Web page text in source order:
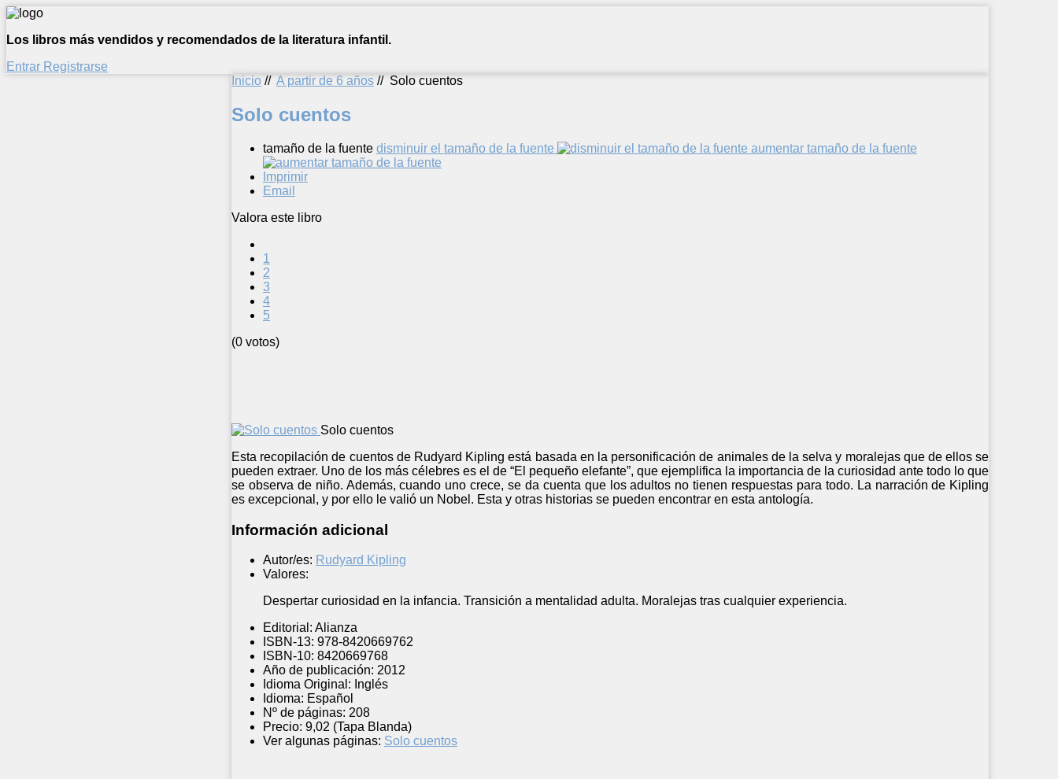
Los libros más vendidos y recomendados de la literatura infantil.
Entrar Registrarse
Inicio // A partir de 6 años // Solo cuentos
Solo cuentos
tamaño de la fuente disminuir el tamaño de la fuente aumentar tamaño de la fuente
Imprimir
Email
Valora este libro
1
2
3
4
5
(0 votos)
Solo cuentos
Esta recopilación de cuentos de Rudyard Kipling está basada en la personificación de animales de la selva y moralejas que de ellos se
pueden extraer. Uno de los más célebres es el de “El pequeño elefante”, que ejemplifica la importancia de la curiosidad ante todo lo que
se observa de niño. Además, cuando uno crece, se da cuenta que los adultos no tienen respuestas para todo. La narración de Kipling
es excepcional, y por ello le valió un Nobel. Esta y otras historias se pueden encontrar en esta antología.
Información adicional
Autor/es: Rudyard Kipling
Valores:
Despertar curiosidad en la infancia. Transición a mentalidad adulta. Moralejas tras cualquier experiencia.
Editorial: Alianza
ISBN-13: 978-8420669762
ISBN-10: 8420669768
Año de publicación: 2012
Idioma Original: Inglés
Idioma: Español
Nº de páginas: 208
Precio: 9,02 (Tapa Blanda)
Ver algunas páginas: Solo cuentos